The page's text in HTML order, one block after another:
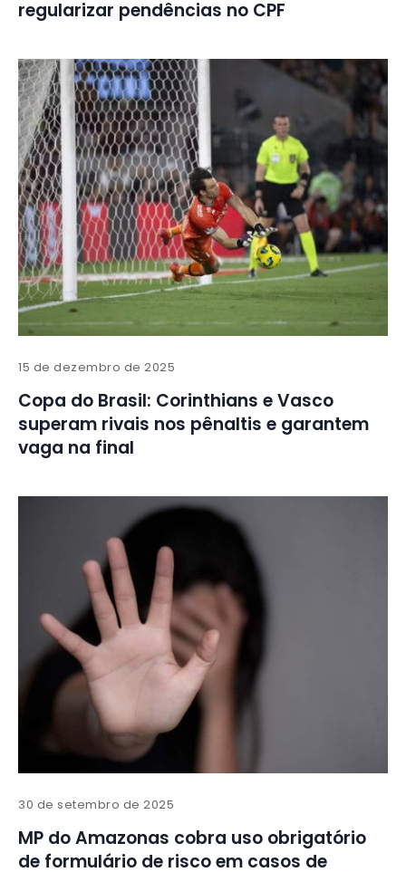
regularizar pendências no CPF
15 de dezembro de 2025
Copa do Brasil: Corinthians e Vasco
superam rivais nos pênaltis e garantem
vaga na final
30 de setembro de 2025
MP do Amazonas cobra uso obrigatório
de formulário de risco em casos de